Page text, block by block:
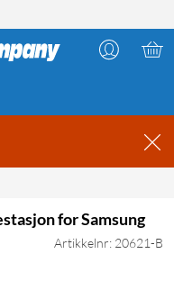
FOR SAMSUNG
for Samsung
Artikkelnr: 20621-B